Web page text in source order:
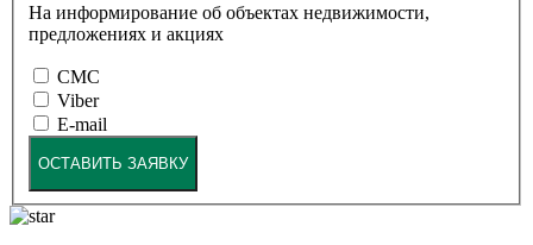
На информирование об объектах недвижимости,
предложениях и акциях
СМС
Viber
E-mail
ОСТАВИТЬ ЗАЯВКУ